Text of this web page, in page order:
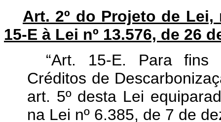
Art. 2º do Projeto de
15-E à Lei nº 13.576, de 26
“Art. 15-E. Para fins
Créditos de
art. 5º desta Lei
na Lei nº 6.385, de 7 de